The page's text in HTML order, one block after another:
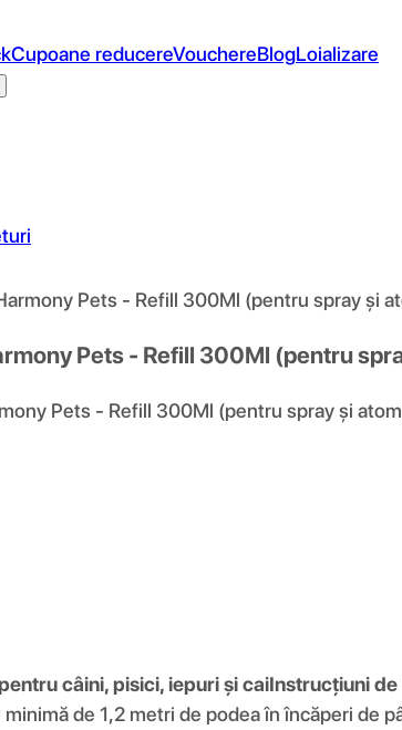
Cupoane reducereVouchereBlogLoializare
Pets - Refill 300Ml (pentru spray și
Pets - Refill 300Ml (pentru
câini, pisici, iepuri și caiInstrucțiuni
de 1,2 metri de podea în încăperi de